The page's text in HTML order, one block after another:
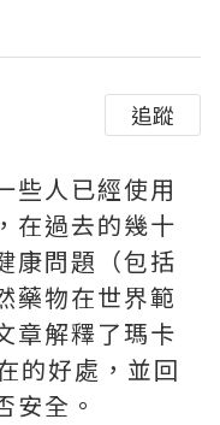
追蹤
些人已經使用
在過去的幾十
康問題（包括
藥物在世界範
章解釋了瑪卡
的好處，並回
安全。